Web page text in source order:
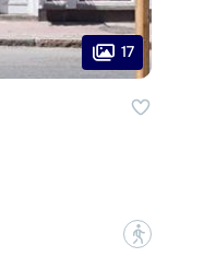
17
?